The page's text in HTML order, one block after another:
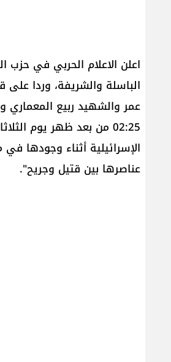
اعلن الاعلام الحربي في حزب
الباسلة والشريفة، وردا
عمر والشهيد ربيع المعماري
الإسرائيلية أثناء وجودها
عناصرها بين قتيل وجريح".